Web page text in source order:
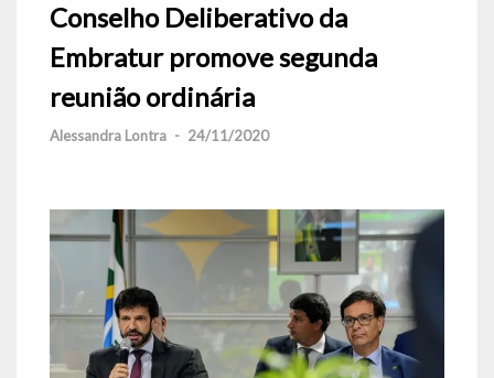
Conselho Deliberativo da
Embratur promove segunda
reunião ordinária
Alessandra Lontra - 24/11/2020